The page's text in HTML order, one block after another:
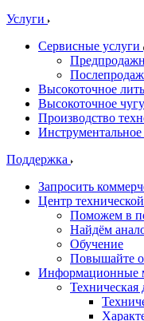
Услуги
Сервисные услуги
Высокоточное
Высокоточное
Производство
Инструментальное
Поддержка
Запросить
Центр
Поможем в
Найдём
Обучение
Повышайте
Информационные
Техническая